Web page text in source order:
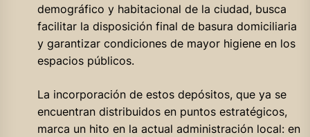
demográfico y habitacional de la ciudad, busca
facilitar la disposición final de basura domiciliaria
y garantizar condiciones de mayor higiene en los
espacios públicos.
La incorporación de estos depósitos, que ya se
encuentran distribuidos en puntos estratégicos,
marca un hito en la actual administración local: en